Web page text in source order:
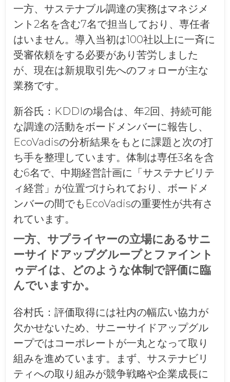
一方、サステナブル調達の実務はマネジメ
ント2名を含む7名で担当しており、専任者
はいません。導入当初は100社以上に一斉に
受審依頼をする必要があり苦労しました
が、現在は新規取引先へのフォローが主な
業務です。
新谷氏： KDDIの場合は、年2回、持続可能
な調達の活動をボードメンバーに報告し、
EcoVadisの分析結果をもとに課題と次の打
ち手を整理しています。体制は専任3名を含
む6名で、中期経営計画に「サステナビリテ
ィ経営」が位置づけられており、ボードメ
ンバーの間でもEcoVadisの重要性が共有さ
れています。
一方、サプライヤーの立場にあるサニ
ーサイドアップグループとファイント
ゥデイは、どのような体制で評価に臨
んでいますか。
谷村氏： 評価取得には社内の幅広い協力が
欠かせないため、サニーサイドアップグル
ープではコーポレートが一丸となって取り
組みを進めています。まず、サステナビリ
ティへの取り組みが競争戦略や企業成長に